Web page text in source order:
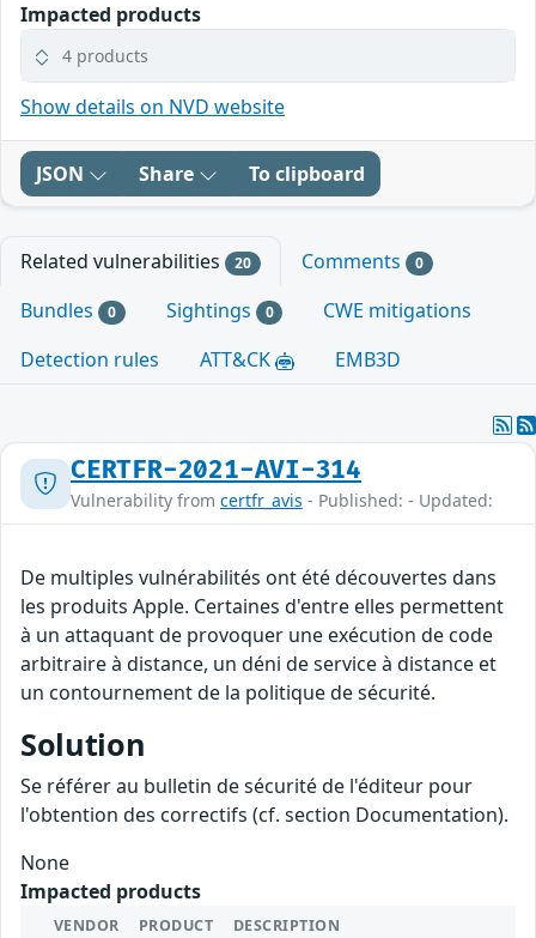
Impacted products
4 products
Show details on NVD website
JSON Share To clipboard
Related vulnerabilities 20 Comments 0
Bundles 0 Sightings 0
CWE mitigations
Detection rules
ATT&CK EMB3D
CERTFR-2021-AVI-314
Vulnerability from certfr_avis - Published: - Updated:
De multiples vulnérabilités ont été découvertes dans
les produits Apple. Certaines d'entre elles permettent
à un attaquant de provoquer une exécution de code
arbitraire à distance, un déni de service à distance et
un contournement de la politique de sécurité.
Solution
Se référer au bulletin de sécurité de l'éditeur pour
l'obtention des correctifs (cf. section Documentation).
None
Impacted products
VENDOR PRODUCT DESCRIPTION